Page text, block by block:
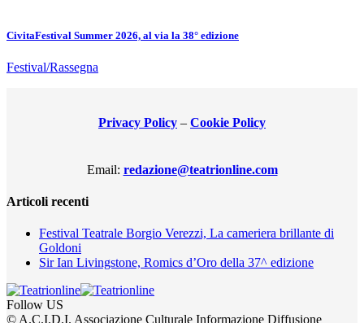
CivitaFestival Summer 2026, al via la 38° edizione
Festival/Rassegna
Privacy Policy – Cookie Policy
Email: redazione@teatrionline.com
Articoli recenti
Festival Teatrale Borgio Verezzi, La cameriera brillante di
Goldoni
Sir Ian Livingstone, Romics d’Oro della 37^ edizione
Follow US
© A.C.I.D.I. Associazione Culturale Informazione Diffusione